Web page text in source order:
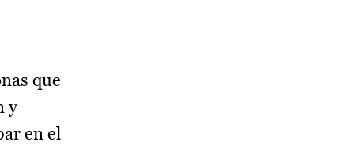
que
y
en el